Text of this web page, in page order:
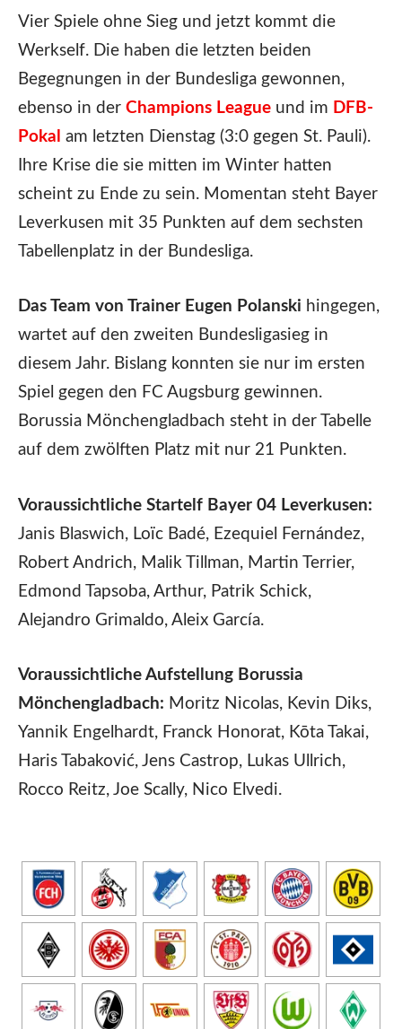
Vier Spiele ohne Sieg und jetzt kommt die
Werkself. Die haben die letzten beiden
Begegnungen in der Bundesliga gewonnen,
ebenso in der Champions League und im DFB-
Pokal am letzten Dienstag (3:0 gegen St. Pauli).
Ihre Krise die sie mitten im Winter hatten
scheint zu Ende zu sein. Momentan steht Bayer
Leverkusen mit 35 Punkten auf dem sechsten
Tabellenplatz in der Bundesliga.
Das Team von Trainer Eugen Polanski hingegen,
wartet auf den zweiten Bundesligasieg in
diesem Jahr. Bislang konnten sie nur im ersten
Spiel gegen den FC Augsburg gewinnen.
Borussia Mönchengladbach steht in der Tabelle
auf dem zwölften Platz mit nur 21 Punkten.
Voraussichtliche Startelf Bayer 04 Leverkusen:
Janis Blaswich, Loïc Badé, Ezequiel Fernández,
Robert Andrich, Malik Tillman, Martin Terrier,
Edmond Tapsoba, Arthur, Patrik Schick,
Alejandro Grimaldo, Aleix García.
Voraussichtliche Aufstellung Borussia
Mönchengladbach: Moritz Nicolas, Kevin Diks,
Yannik Engelhardt, Franck Honorat, Kōta Takai,
Haris Tabaković, Jens Castrop, Lukas Ullrich,
Rocco Reitz, Joe Scally, Nico Elvedi.